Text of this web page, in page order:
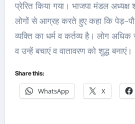
प्रेरित किया गया। भाजपा मंडल
लोगों से आग्रह करते हुए कहा कि पेड़-
व्यक्ति का धर्म व कर्तव्य है। लोग
व उन्हें बचाएं व वातावरण को शुद्ध बनाएं।
Share this:
WhatsApp X